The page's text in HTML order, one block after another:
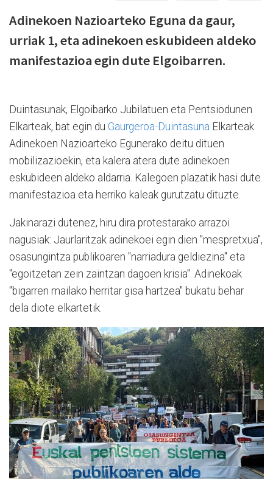
Adinekoen Nazioarteko Eguna da gaur,
urriak 1, eta adinekoen eskubideen aldeko
manifestazioa egin dute Elgoibarren.
Duintasunak, Elgoibarko Jubilatuen eta Pentsiodunen
Elkarteak, bat egin du Gaurgeroa-Duintasuna Elkarteak
Adinekoen Nazioarteko Egunerako deitu dituen
mobilizazioekin, eta kalera atera dute adinekoen
eskubideen aldeko aldarria. Kalegoen plazatik hasi dute
manifestazioa eta herriko kaleak gurutzatu dituzte.
Jakinarazi dutenez, hiru dira protestarako arrazoi
nagusiak: Jaurlaritzak adinekoei egin dien "mespretxua",
osasungintza publikoaren "narriadura geldiezina" eta
"egoitzetan zein zaintzan dagoen krisia". Adinekoak
"bigarren mailako herritar gisa hartzea" bukatu behar
dela diote elkartetik.